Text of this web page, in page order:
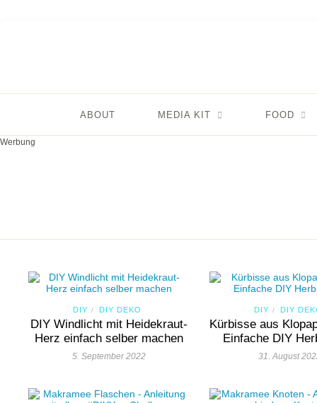
ABOUT MEDIA KIT FOOD
Werbung
DIY / DIY DEKO
DIY Windlicht mit Heidekraut-
Herz einfach selber machen
5. September 2022
DIY / DIY
Kürbisse aus
Einfache DIY
31. August